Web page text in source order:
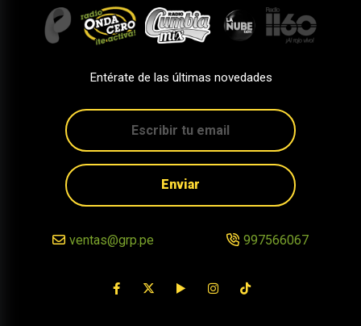
Entérate de las últimas novedades
Enviar
ventas@grp.pe 997566067